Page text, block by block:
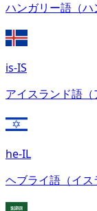
ハンガリー語（ハ
is-IS
アイスランド語（
he-IL
ヘブライ語（イス